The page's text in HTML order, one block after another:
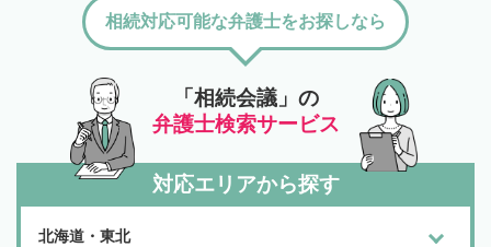
「相続会議」の
弁護士検索サービス
相続対応可能な弁護士をお探しなら
対応エリアから探す
北海道・東北